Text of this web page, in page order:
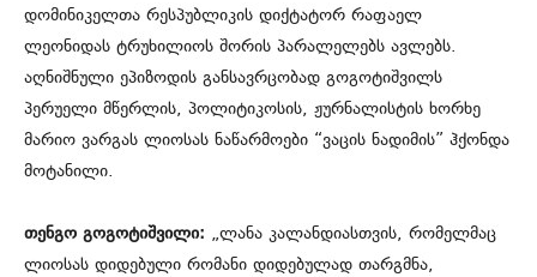
დომინიკელთა რესპუბლიკის დიქტატორ რაფაელ
ლეონიდას ტრუხილიოს შორის პარალელებს ავლებს.
აღნიშნული ეპიზოდის განსავრცობად გოგოტიშვილს
პერუელი მწერლის, პოლიტიკოსის, ჟურნალისტის ხორხე
მარიო ვარგას ლიოსას ნაწარმოები “ვაცის ნადიმის” ჰქონდა
მოტანილი.
თენგო გოგოტიშვილი: „ლანა კალანდიასთვის, რომელმაც
ლიოსას დიდებული რომანი დიდებულად თარგმნა,